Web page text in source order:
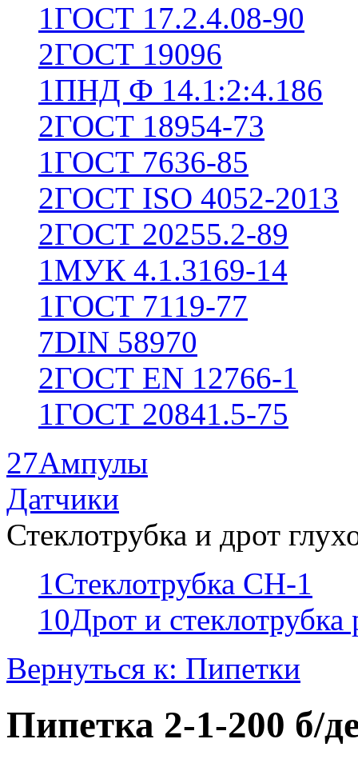
1ГОСТ 17.2.4.08-90
2ГОСТ 19096
1ПНД Ф 14.1:2:4.186
2ГОСТ 18954-73
1ГОСТ 7636-85
2ГОСТ ISO 4052-2013
2ГОСТ 20255.2-89
1МУК 4.1.3169-14
1ГОСТ 7119-77
7DIN 58970
2ГОСТ EN 12766-1
1ГОСТ 20841.5-75
27Ампулы
Датчики
Стеклотрубка и дрот
1Стеклотрубка СН-1
10Дрот и
Вернуться к: Пипетки
Пипетка 2-1-200 б/